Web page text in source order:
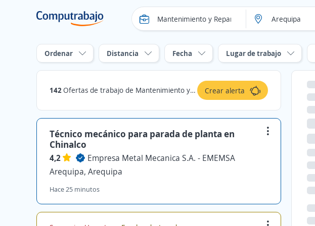
Ordenar Distancia Fecha Lugar de trabajo
142Ofertas de trabajo de Mantenimiento y Reparaciones Técnicas en Arequipa, Arequipa Crear alerta
Técnico mecánico para parada de planta en
Chinalco
4,2
Empresa Metal Mecanica S.A. - EMEMSA
Arequipa, Arequipa
Hace 25 minutos